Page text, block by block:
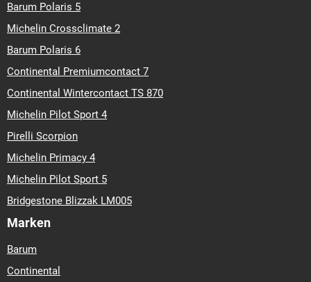
Barum Polaris 5
Michelin Crossclimate 2
Barum Polaris 6
Continental Premiumcontact 7
Continental Wintercontact TS 870
Michelin Pilot Sport 4
Pirelli Scorpion
Michelin Primacy 4
Michelin Pilot Sport 5
Bridgestone Blizzak LM005
Marken
Barum
Continental